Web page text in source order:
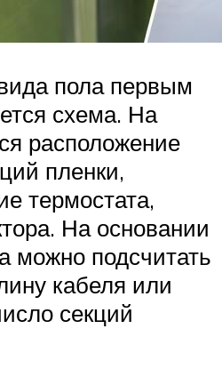
пола первым
схема. На
расположение
пленки,
термостата,
На основании
можно подсчитать
кабеля или
секций